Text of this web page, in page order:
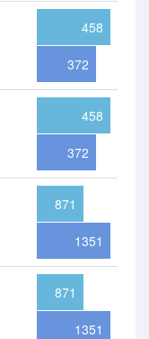
458
372
458
372
871
1351
871
1351